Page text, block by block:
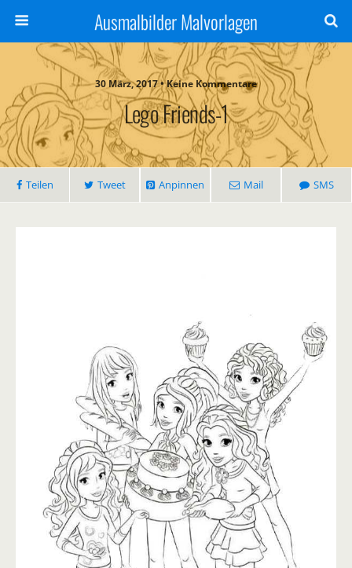
Ausmalbilder Malvorlagen
30 März, 2017 • Keine Kommentare
Lego Friends-1
Teilen Tweet Anpinnen Mail SMS